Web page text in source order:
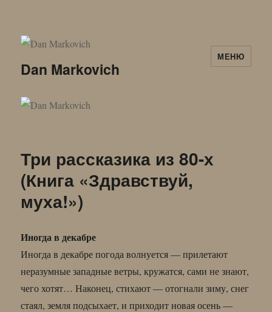
Dan Markovich
МЕНЮ
Три рассказика из 80-х
(Книга «Здравствуй,
муха!»)
Иногда в декабре
Иногда в декабре погода волнуется — прилетают
неразумные западные ветры, кружатся, сами не знают,
чего хотят… Наконец, стихают — отогнали зиму, снег
стаял, земля подсыхает, и приходит новая осень —